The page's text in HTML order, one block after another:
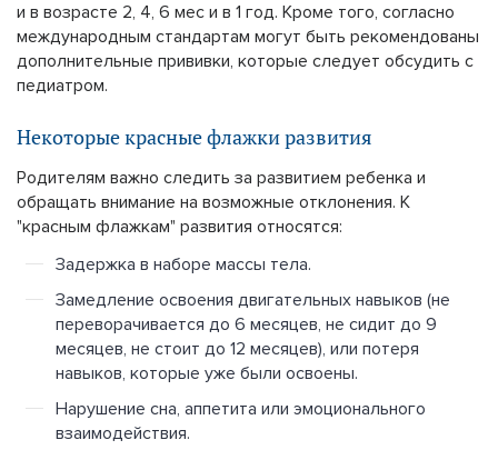
и в возрасте 2, 4, 6 мес и в 1 год. Кроме того, согласно
международным стандартам могут быть рекомендованы
дополнительные прививки, которые следует обсудить с
педиатром.
Некоторые красные флажки развития
Родителям важно следить за развитием ребенка и
обращать внимание на возможные отклонения. К
"красным флажкам" развития относятся:
Задержка в наборе массы тела.
Замедление освоения двигательных навыков (не
переворачивается до 6 месяцев, не сидит до 9
месяцев, не стоит до 12 месяцев), или потеря
навыков, которые уже были освоены.
Нарушение сна, аппетита или эмоционального
взаимодействия.